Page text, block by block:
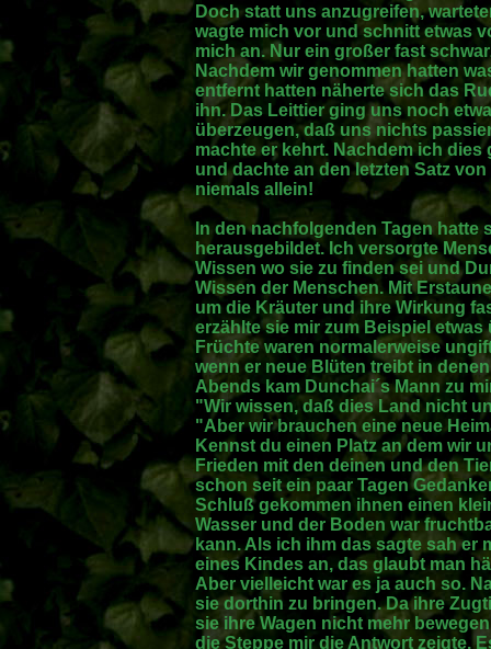
Doch statt uns anzugreifen,
wagte mich vor und schnitt etwas
mich an. Nur ein großer fast
Nachdem wir genommen hatten
entfernt hatten näherte sich das
ihn. Das Leittier ging uns noch
überzeugen, daß uns nichts
machte er kehrt. Nachdem ich
und dachte an den letzten Satz
niemals allein!
In den nachfolgenden Tagen
herausgebildet. Ich versorgte
Wissen wo sie zu finden sei und
Wissen der Menschen. Mit
um die Kräuter und ihre Wirkung
erzählte sie mir zum Beispiel
Früchte waren normalerweise
wenn er neue Blüten treibt in
Abends kam Dunchai´s Mann zu
"Wir wissen, daß dies Land nicht
"Aber wir brauchen eine neue
Kennst du einen Platz an dem wir
Frieden mit den deinen und den
schon seit ein paar Tagen
Schluß gekommen ihnen einen
Wasser und der Boden war
kann. Als ich ihm das sagte sah
eines Kindes an, das glaubt man
Aber vielleicht war es ja auch so.
sie dorthin zu bringen. Da ihre
sie ihre Wagen nicht mehr
die Steppe mir die Antwort zeigte.